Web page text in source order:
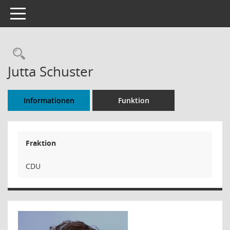
Toggle navigation
Rechercheauswahl
Jutta Schuster
Informationen Funktion
Fraktion
CDU